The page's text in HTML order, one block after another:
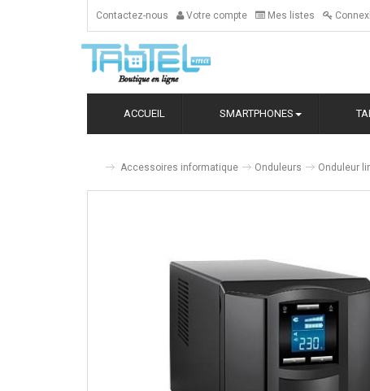
Contactez-nous Votre compte Mes listes
ACCUEIL SMARTPHONES
Accessoires informatique Onduleurs Onduleur